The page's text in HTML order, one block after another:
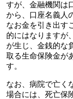
すが、金融機関は
から、口座名義人
なお金を引き出す
的にはなりますが
が生じ、金銭的な
取る生命保険金が
す。
なお、病院で亡く
場合には、死亡保